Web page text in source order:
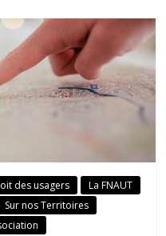
des usagers
La FNAUT
Sur nos Territoires